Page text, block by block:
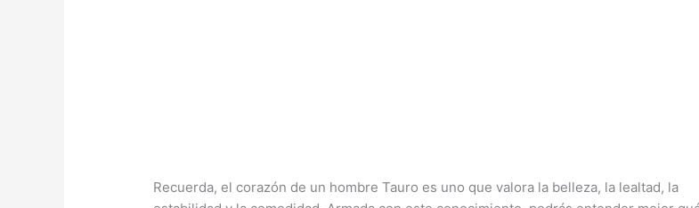
Recuerda, el corazón de un hombre Tauro es uno que valora la belleza, la lealtad, la